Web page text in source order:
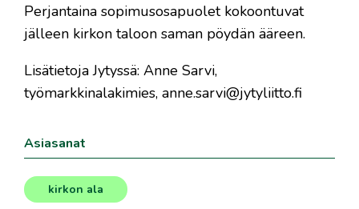
Perjantaina sopimusosapuolet kokoontuvat
jälleen kirkon taloon saman pöydän ääreen.
Lisätietoja Jytyssä: Anne Sarvi,
työmarkkinalakimies, anne.sarvi@jytyliitto.fi
Asiasanat
kirkon ala